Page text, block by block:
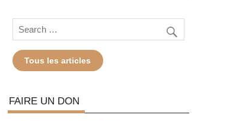
Tous les articles
FAIRE UN DON